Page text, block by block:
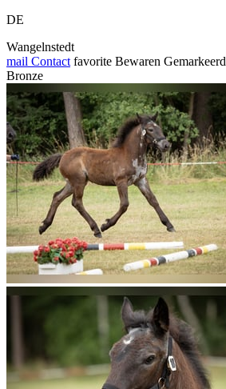
DE
Wangelnstedt
mail Contact favorite Bewaren Gemarkeerd
Bronze